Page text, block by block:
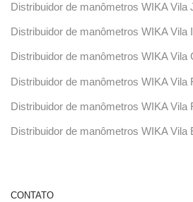
Distribuidor de manômetros WIKA Vila
Distribuidor de manômetros WIKA Vila
Distribuidor de manômetros WIKA Vila
Distribuidor de manômetros WIKA Vila
Distribuidor de manômetros WIKA Vila
Distribuidor de manômetros WIKA Vila
CONTATO